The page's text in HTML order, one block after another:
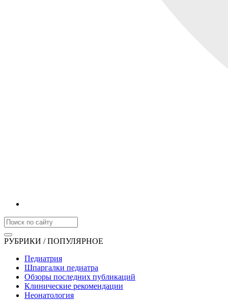
РУБРИКИ / ПОПУЛЯРНОЕ
Педиатрия
Шпаргалки педиатра
Обзоры последних публикаций
Клинические рекомендации
Неонатология